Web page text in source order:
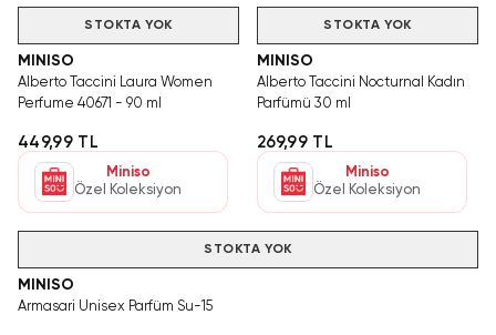
STOKTA YOK
MINISO
Alberto Taccini Laura Women
Perfume 40671 - 90 ml
449,99 TL
Miniso
Özel Koleksiyon
STOKTA YOK
MINISO
Alberto Taccini Nocturnal Kadın
Parfümü 30 ml
269,99 TL
Miniso
Özel Koleksiyon
STOKTA YOK
MINISO
Armasari Unisex Parfüm Su-15